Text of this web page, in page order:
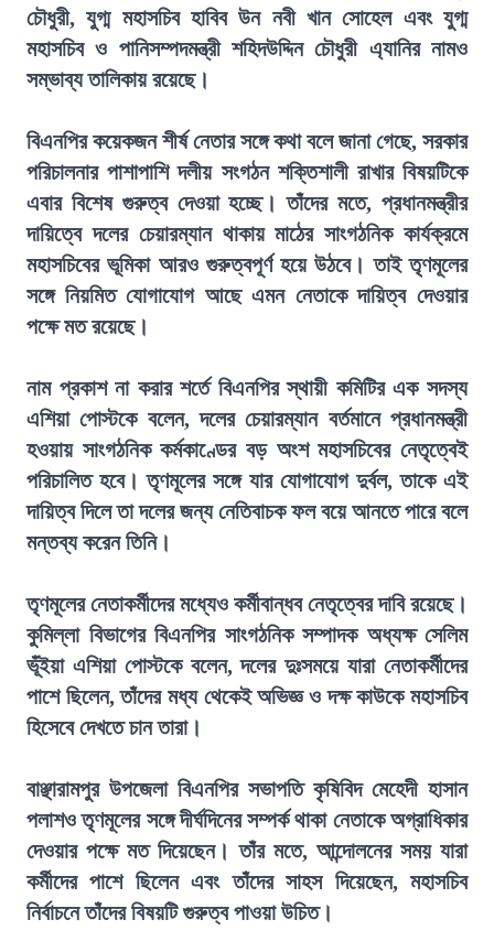
চৌধুরী, যুগ্ম মহাসচিব হাবিব উন নবী খান সোহেল এবং যুগ্ম
মহাসচিব ও পানিসম্পদমন্ত্রী শহিদউদ্দিন চৌধুরী এ্যানির নামও
সম্ভাব্য তালিকায় রয়েছে।
বিএনপির কয়েকজন শীর্ষ নেতার সঙ্গে কথা বলে জানা গেছে, সরকার
পরিচালনার পাশাপাশি দলীয় সংগঠন শক্তিশালী রাখার বিষয়টিকে
এবার বিশেষ গুরুত্ব দেওয়া হচ্ছে। তাঁদের মতে, প্রধানমন্ত্রীর
দায়িত্বে দলের চেয়ারম্যান থাকায় মাঠের সাংগঠনিক কার্যক্রমে
মহাসচিবের ভূমিকা আরও গুরুত্বপূর্ণ হয়ে উঠবে। তাই তৃণমূলের
সঙ্গে নিয়মিত যোগাযোগ আছে এমন নেতাকে দায়িত্ব দেওয়ার
পক্ষে মত রয়েছে।
নাম প্রকাশ না করার শর্তে বিএনপির স্থায়ী কমিটির এক সদস্য
এশিয়া পোস্টকে বলেন, দলের চেয়ারম্যান বর্তমানে প্রধানমন্ত্রী
হওয়ায় সাংগঠনিক কর্মকাণ্ডের বড় অংশ মহাসচিবের নেতৃত্বেই
পরিচালিত হবে। তৃণমূলের সঙ্গে যার যোগাযোগ দুর্বল, তাকে এই
দায়িত্ব দিলে তা দলের জন্য নেতিবাচক ফল বয়ে আনতে পারে বলে
মন্তব্য করেন তিনি।
তৃণমূলের নেতাকর্মীদের মধ্যেও কর্মীবান্ধব নেতৃত্বের দাবি রয়েছে।
কুমিল্লা বিভাগের বিএনপির সাংগঠনিক সম্পাদক অধ্যক্ষ সেলিম
ভূঁইয়া এশিয়া পোস্টকে বলেন, দলের দুঃসময়ে যারা নেতাকর্মীদের
পাশে ছিলেন, তাঁদের মধ্য থেকেই অভিজ্ঞ ও দক্ষ কাউকে মহাসচিব
হিসেবে দেখতে চান তারা।
বাঞ্ছারামপুর উপজেলা বিএনপির সভাপতি কৃষিবিদ মেহেদী হাসান
পলাশও তৃণমূলের সঙ্গে দীর্ঘদিনের সম্পর্ক থাকা নেতাকে অগ্রাধিকার
দেওয়ার পক্ষে মত দিয়েছেন। তাঁর মতে, আন্দোলনের সময় যারা
কর্মীদের পাশে ছিলেন এবং তাঁদের সাহস দিয়েছেন, মহাসচিব
নির্বাচনে তাঁদের বিষয়টি গুরুত্ব পাওয়া উচিত।